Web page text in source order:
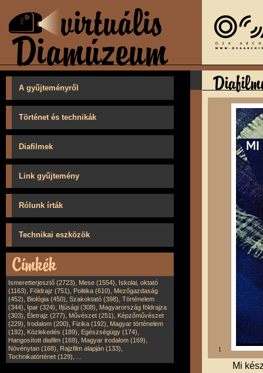
A gyűjteményről
Történet és technikák
Diafilmek
Link gyűjtemény
Rólunk írták
Technikai eszközök
Ismeretterjesztő (2723), Mese (1554), Iskolai, oktató
(1163), Földrajz (751), Politika (610), Mezőgazdaság
(452), Biológia (450), Szakoktató (398), Történelem
(344), Ipar (324), Ifjúsági (308), Magyarország földrajza
(303), Életrajz (277), Művészet (251), Képzőművészet
(229), Irodalom (200), Fizika (192), Magyar történelem
(192), Közlekedés (189), Egészségügy (174),
Hangosított diafilm (169), Magyar irodalom (169),
Növénytan (168), Rajzfilm alapján (133),
Technikatörténet (129),
1
Mi